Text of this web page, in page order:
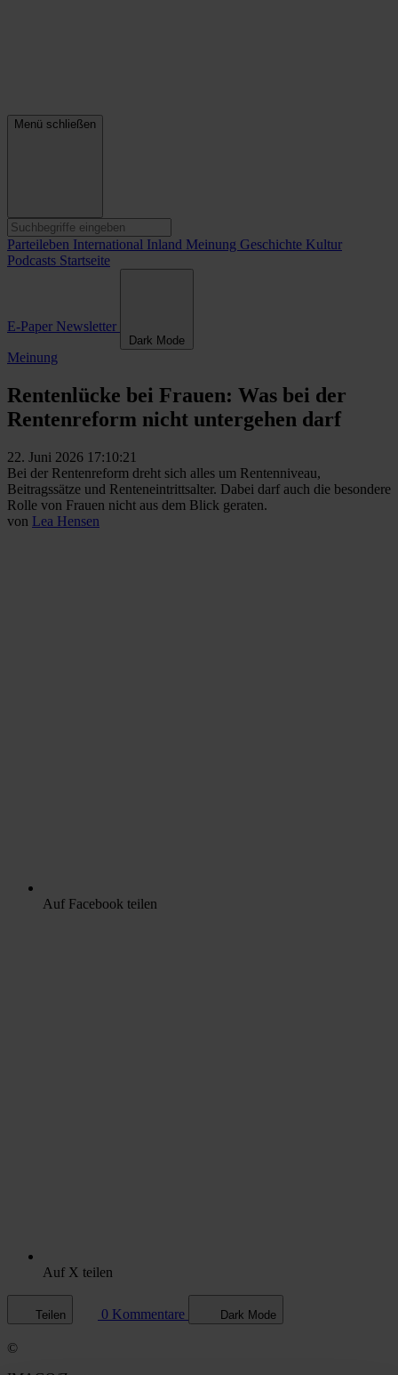
Menü schließen
Parteileben International Inland Meinung Geschichte Kultur
Podcasts Startseite
E-Paper Newsletter
Dark Mode
Meinung
Rentenlücke bei Frauen: Was bei der
Rentenreform nicht untergehen darf
22. Juni 2026 17:10:21
Bei der Rentenreform dreht sich alles um Rentenniveau,
Beitragssätze und Renteneintrittsalter. Dabei darf auch die besondere
Rolle von Frauen nicht aus dem Blick geraten.
von Lea Hensen
Auf Facebook teilen
Auf X teilen
Teilen 0 Kommentare Dark Mode
©